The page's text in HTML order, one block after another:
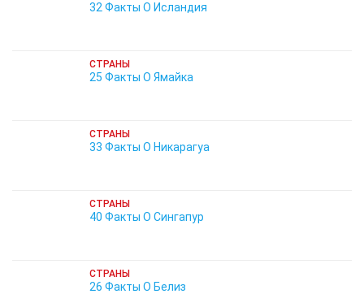
32 Факты О Исландия
СТРАНЫ
25 Факты О Ямайка
СТРАНЫ
33 Факты О Никарагуа
СТРАНЫ
40 Факты О Сингапур
СТРАНЫ
26 Факты О Белиз